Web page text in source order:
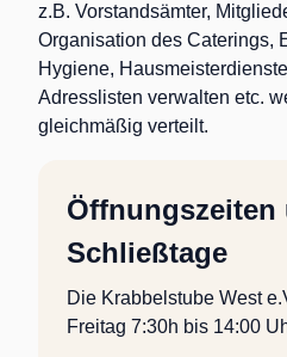
z.B. Vorstandsämter,
Organisation des Caterings,
Hygiene,
Adresslisten verwalten etc.
gleichmäßig verteilt.
Öffnungszeiten
Schließtage
Die Krabbelstube West
Freitag 7:30h bis 14:00